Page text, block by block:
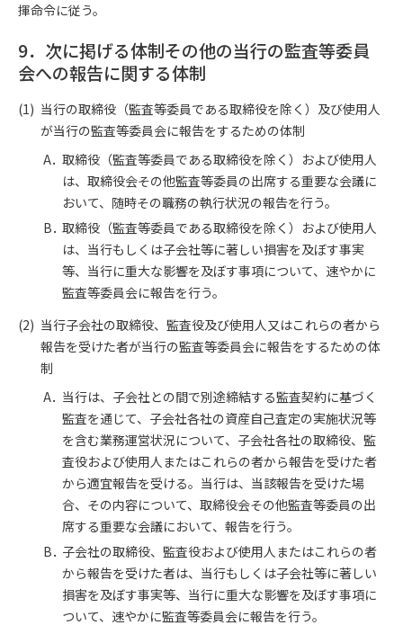
揮命令に従う。
9．次に掲げる体制その他の当行の監査等委員
会への報告に関する体制
当行の取締役（監査等委員である取締役を除く）及び使用人
が当行の監査等委員会に報告をするための体制
取締役（監査等委員である取締役を除く）および使用人
は、取締役会その他監査等委員の出席する重要な会議に
おいて、随時その職務の執行状況の報告を行う。
取締役（監査等委員である取締役を除く）および使用人
は、当行もしくは子会社等に著しい損害を及ぼす事実
等、当行に重大な影響を及ぼす事項について、速やかに
監査等委員会に報告を行う。
当行子会社の取締役、監査役及び使用人又はこれらの者から
報告を受けた者が当行の監査等委員会に報告をするための体
制
当行は、子会社との間で別途締結する監査契約に基づく
監査を通じて、子会社各社の資産自己査定の実施状況等
を含む業務運営状況について、子会社各社の取締役、監
査役および使用人またはこれらの者から報告を受けた者
から適宜報告を受ける。当行は、当該報告を受けた場
合、その内容について、取締役会その他監査等委員の出
席する重要な会議において、報告を行う。
子会社の取締役、監査役および使用人またはこれらの者
から報告を受けた者は、当行もしくは子会社等に著しい
損害を及ぼす事実等、当行に重大な影響を及ぼす事項に
ついて、速やかに監査等委員会に報告を行う。